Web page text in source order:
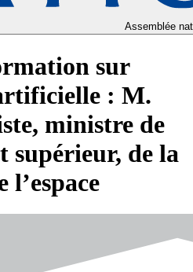
Assemblée
sur
: M.
ministre de
supérieur, de la
l’espace